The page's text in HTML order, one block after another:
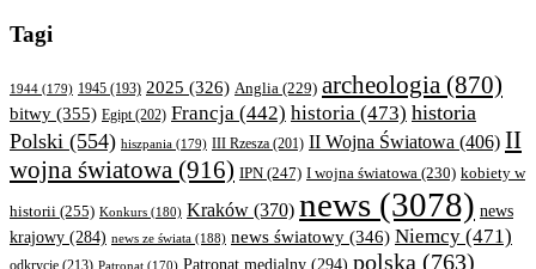
Tagi
1944 (179) 1945 (193) 2025 (326) Anglia (229) archeologia (870)
bitwy (355) Egipt(202) Francja (442) historia (473) historia
Polski (554) hiszpania (179) III Rzesza (201) II Wojna Światowa (406) II
wojna światowa (916) IPN (247) I wojna światowa (230) kobiety w
historii (255) Konkurs (180) Kraków (370) news (3078) news
krajowy (284) news ze świata (188) news światowy (346) Niemcy (471)
odkrycie (213) Patronat (170) Patronat medialny (294) polska (763)